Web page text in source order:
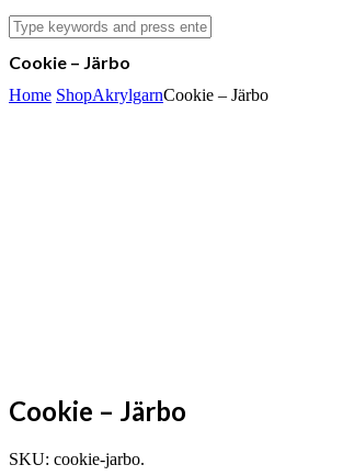
Cookie – Järbo
Home ShopAkrylgarnCookie – Järbo
Cookie – Järbo
SKU: cookie-jarbo.